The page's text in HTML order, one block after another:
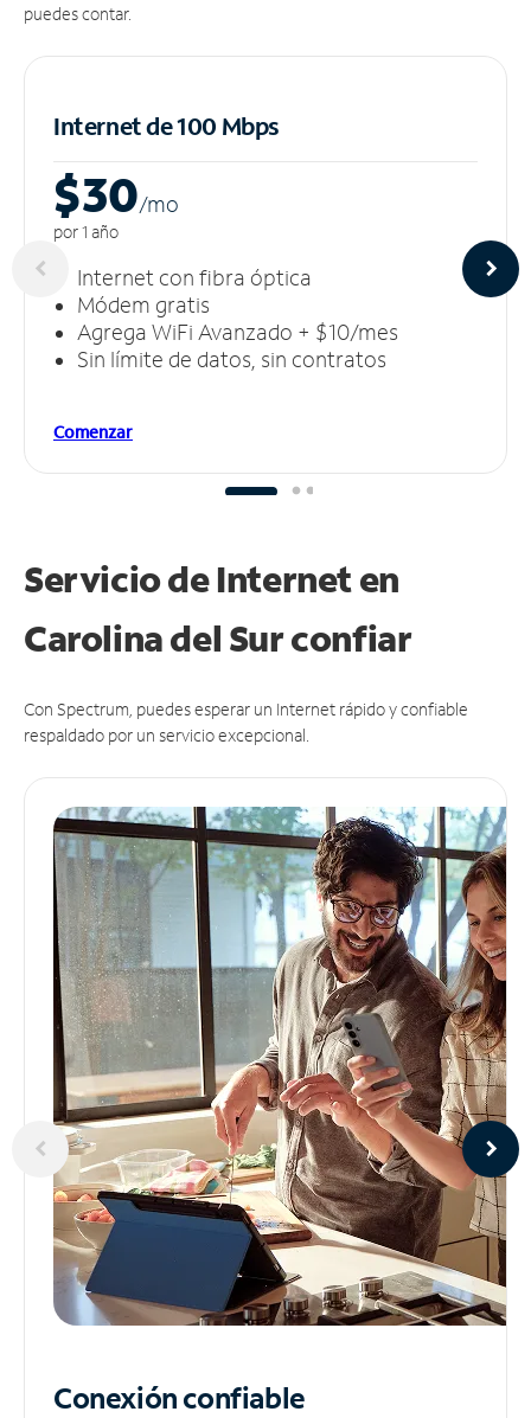
puedes contar.
Internet de 100 Mbps
$30/mo
por 1 año
Internet con fibra óptica
Módem gratis
Agrega WiFi Avanzado + $10/mes
Sin límite de datos, sin contratos
Comenzar
Servicio de Internet en
Carolina del Surconfiar
Con Spectrum, puedes esperar un Internet rápido y confiable
respaldado por un servicio excepcional.
Conexión confiable